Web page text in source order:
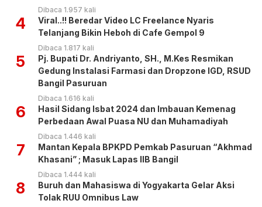
Dibaca 1.957 kali
4
Viral..!! Beredar Video LC Freelance Nyaris
Telanjang Bikin Heboh di Cafe Gempol 9
Dibaca 1.817 kali
5
Pj. Bupati Dr. Andriyanto, SH., M.Kes Resmikan
Gedung Instalasi Farmasi dan Dropzone IGD, RSUD
Bangil Pasuruan
Dibaca 1.616 kali
6
Hasil Sidang Isbat 2024 dan Imbauan Kemenag
Perbedaan Awal Puasa NU dan Muhamadiyah
Dibaca 1.446 kali
7
Mantan Kepala BPKPD Pemkab Pasuruan “Akhmad
Khasani” ; Masuk Lapas IIB Bangil
Dibaca 1.444 kali
8
Buruh dan Mahasiswa di Yogyakarta Gelar Aksi
Tolak RUU Omnibus Law